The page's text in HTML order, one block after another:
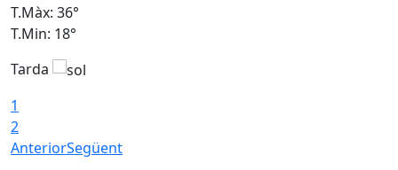
T.Màx: 36°
T.Min: 18°
Tarda
1
2
AnteriorSegüent